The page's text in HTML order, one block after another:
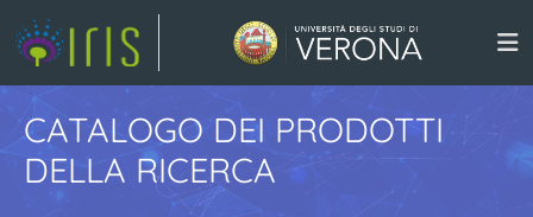
CATALOGO DEI PRODOTTI
DELLA RICERCA